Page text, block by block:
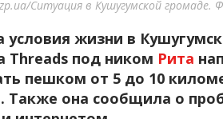
Ситуация в Кушугумской
жизни в
Threads под ником Рита
пешком от 5 до 10
Также она сообщила о